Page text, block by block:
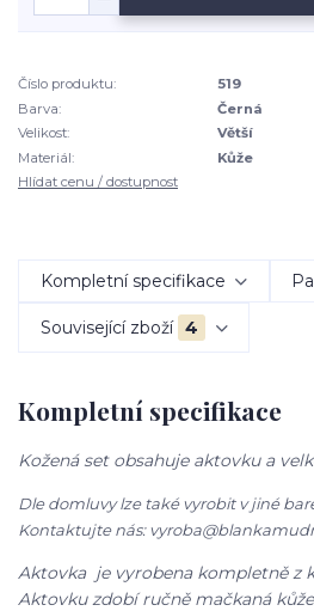
Číslo produktu:
519
Barva:
Černá
Velikost:
Větší
Materiál:
Kůže
Hlídat cenu / dostupnost
Kompletní specifikace
Související zboží 4
Kompletní specifikace
Kožená set obsahuje aktovku a
Dle domluvy lze také vyrobit v jiné
Kontaktujte nás:
Aktovka je vyrobena kompletně z
Aktovku zdobí ručně mačkaná